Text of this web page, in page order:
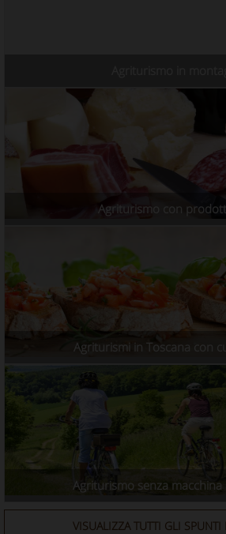
Agriturismo con prodotti
Agriturismi in Toscana con
Agriturismo senza macchina
VISUALIZZA TUTTI GLI